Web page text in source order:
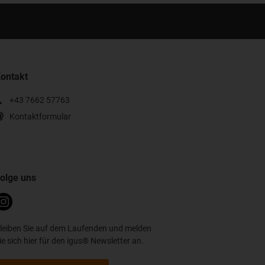
+43 7662 57763
Kontaktformular
uns
Sie auf dem Laufenden und melden
sich hier für den igus® Newsletter an.